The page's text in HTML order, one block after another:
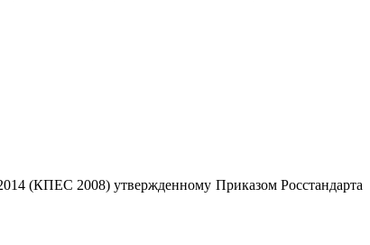
(КПЕС 2008) утвержденному Приказом Росстандарта